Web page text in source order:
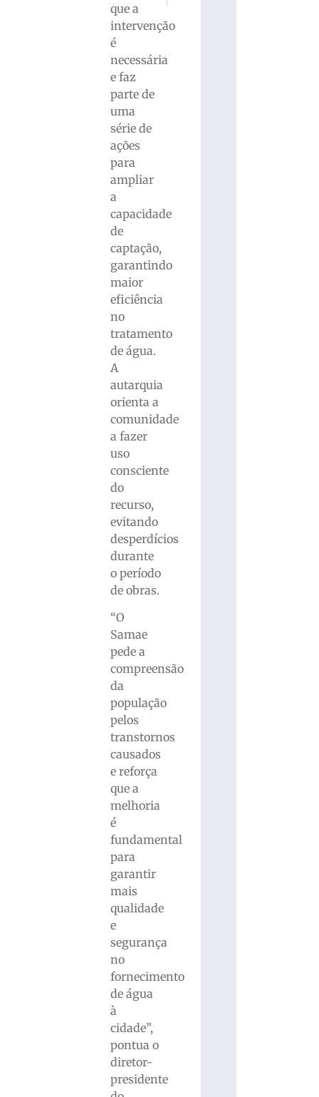
que a
intervenção
é
necessária
e faz
parte de
uma
série de
ações
para
ampliar
a
capacidade
de
captação,
garantindo
maior
eficiência
no
tratamento
de água.
A
autarquia
orienta a
comunidade
a fazer
uso
consciente
do
recurso,
evitando
desperdícios
durante
o período
de obras.
“O
Samae
pede a
compreensão
da
população
pelos
transtornos
causados
e reforça
que a
melhoria
é
fundamental
para
garantir
mais
qualidade
e
segurança
no
fornecimento
de água
à
cidade”,
pontua o
diretor-
presidente